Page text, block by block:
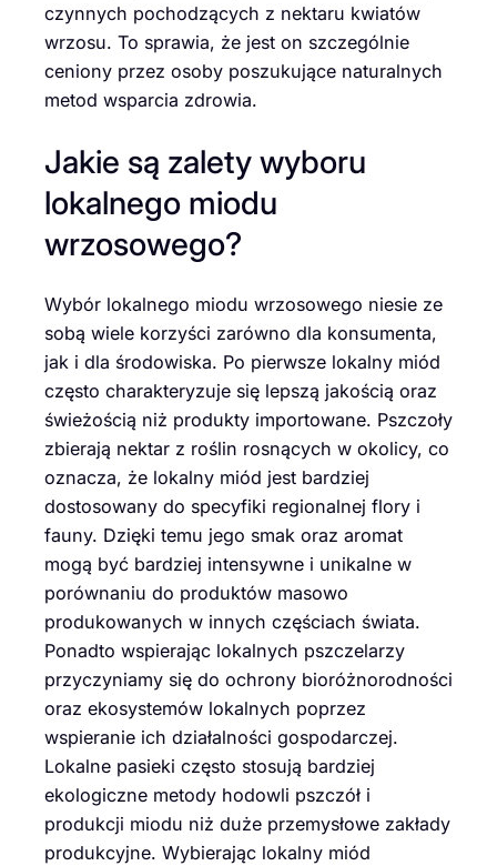
czynnych pochodzących z nektaru kwiatów
wrzosu. To sprawia, że jest on szczególnie
ceniony przez osoby poszukujące naturalnych
metod wsparcia zdrowia.
Jakie są zalety wyboru
lokalnego miodu
wrzosowego?
Wybór lokalnego miodu wrzosowego niesie ze
sobą wiele korzyści zarówno dla konsumenta,
jak i dla środowiska. Po pierwsze lokalny miód
często charakteryzuje się lepszą jakością oraz
świeżością niż produkty importowane. Pszczoły
zbierają nektar z roślin rosnących w okolicy, co
oznacza, że lokalny miód jest bardziej
dostosowany do specyfiki regionalnej flory i
fauny. Dzięki temu jego smak oraz aromat
mogą być bardziej intensywne i unikalne w
porównaniu do produktów masowo
produkowanych w innych częściach świata.
Ponadto wspierając lokalnych pszczelarzy
przyczyniamy się do ochrony bioróżnorodności
oraz ekosystemów lokalnych poprzez
wspieranie ich działalności gospodarczej.
Lokalne pasieki często stosują bardziej
ekologiczne metody hodowli pszczół i
produkcji miodu niż duże przemysłowe zakłady
produkcyjne. Wybierając lokalny miód